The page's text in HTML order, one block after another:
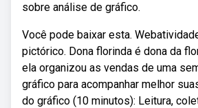
sobre análise de gráfico.
Você pode baixar esta.
pictórico. Dona florinda é dona da
ela organizou as vendas de uma
gráfico para acompanhar melhor
do gráfico (10 minutos): Leitura,